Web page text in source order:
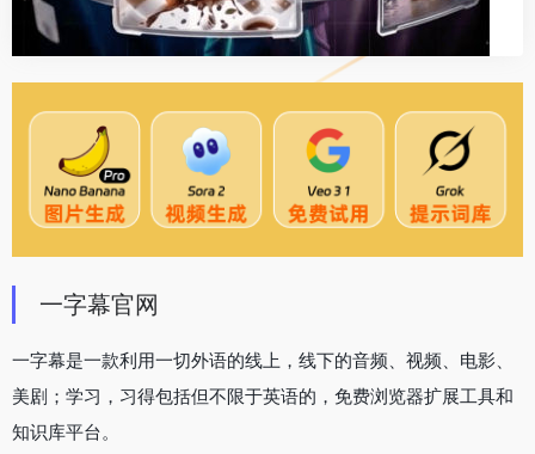
一字幕官网
一字幕是一款利用一切外语的线上，线下的音频、视频、电影、
美剧；学习，习得包括但不限于英语的，免费浏览器扩展工具和
知识库平台。